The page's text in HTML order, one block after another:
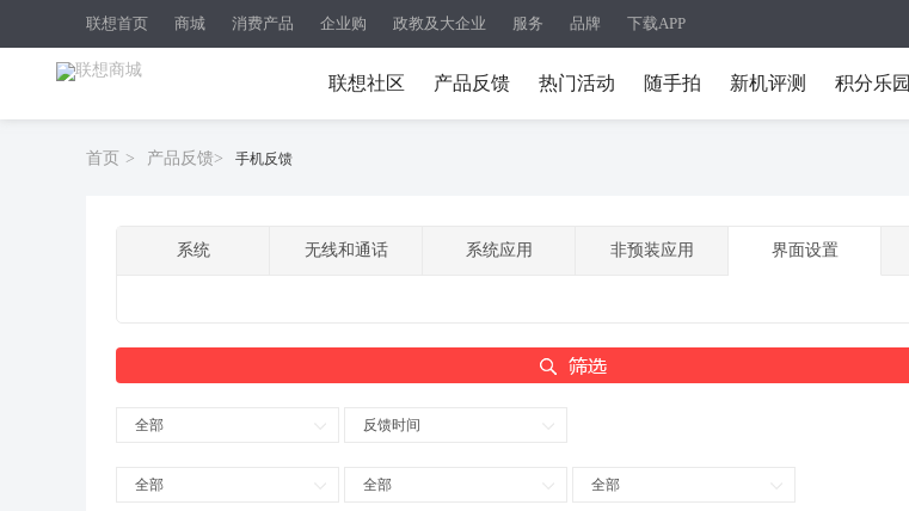
联想首页 商城 消费产品 企业购 政教及大企业 服务 品牌 下载APP
联想社区 产品反馈 热门活动 随手拍 新机评测 积分乐园
首页 > 产品反馈> 手机反馈
系统 无线和通话 系统应用 非预装应用 界面设置
全部 反馈时间
全部 全部 全部